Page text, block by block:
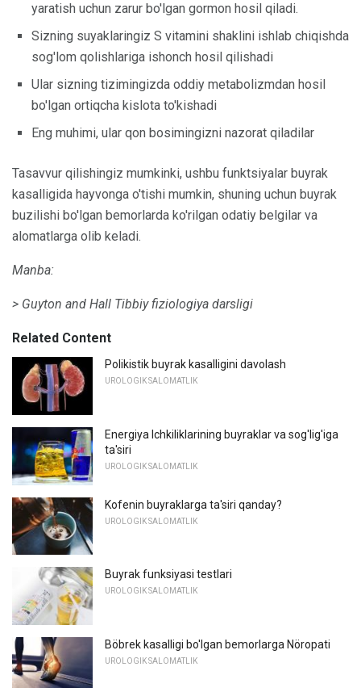
yaratish uchun zarur bo'lgan gormon hosil qiladi.
Sizning suyaklaringiz S vitamini shaklini ishlab chiqishda
sog'lom qolishlariga ishonch hosil qilishadi
Ular sizning tizimingizda oddiy metabolizmdan hosil
bo'lgan ortiqcha kislota to'kishadi
Eng muhimi, ular qon bosimingizni nazorat qiladilar
Tasavvur qilishingiz mumkinki, ushbu funktsiyalar buyrak
kasalligida hayvonga o'tishi mumkin, shuning uchun buyrak
buzilishi bo'lgan bemorlarda ko'rilgan odatiy belgilar va
alomatlarga olib keladi.
Manba:
> Guyton and Hall Tibbiy fiziologiya darsligi
Related Content
Polikistik buyrak kasalligini davolash
UROLOGIK SALOMATLIK
Energiya Ichkiliklarining buyraklar va sog'lig'iga
ta'siri
UROLOGIK SALOMATLIK
Kofenin buyraklarga ta'siri qanday?
UROLOGIK SALOMATLIK
Buyrak funksiyasi testlari
UROLOGIK SALOMATLIK
Böbrek kasalligi bo'lgan bemorlarga Nöropati
UROLOGIK SALOMATLIK